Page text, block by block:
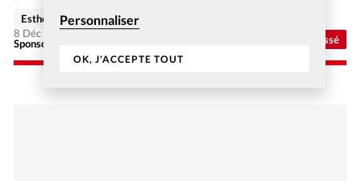
Personnaliser
OK, J'ACCEPTE TOUT
Non classé
Sponsorisé - Alliance Biblilque Française
Esther Hänggi
8 Déc 2020